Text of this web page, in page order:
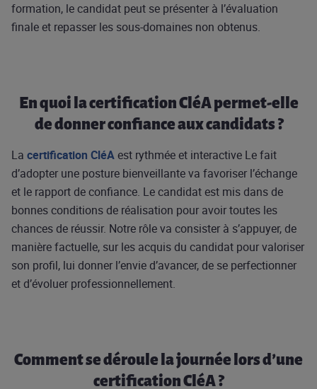
formation, le candidat peut se présenter à l’évaluation
finale et repasser les sous-domaines non obtenus.
En quoi la certification CléA permet-elle
de donner confiance aux candidats ?
La certification CléAest rythmée et interactive Le fait
d’adopter une posture bienveillante va favoriser l’échange
et le rapport de confiance. Le candidat est mis dans de
bonnes conditions de réalisation pour avoir toutes les
chances de réussir. Notre rôle va consister à s’appuyer, de
manière factuelle, sur les acquis du candidat pour valoriser
son profil, lui donner l’envie d’avancer, de se perfectionner
et d’évoluer professionnellement.
Comment se déroule la journée lors d’une
certification CléA ?